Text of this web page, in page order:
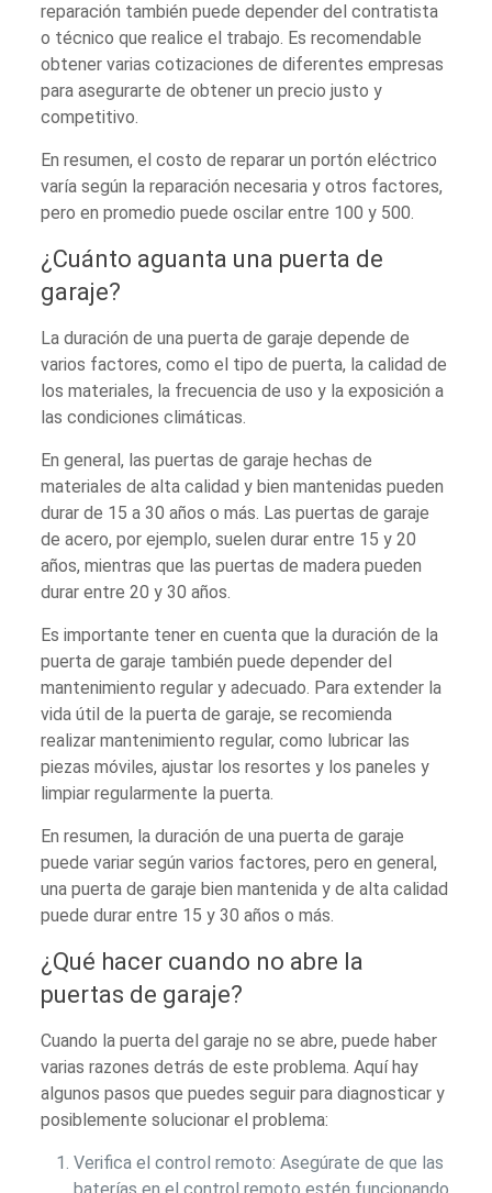
reparación también puede depender del contratista
o técnico que realice el trabajo. Es recomendable
obtener varias cotizaciones de diferentes empresas
para asegurarte de obtener un precio justo y
competitivo.
En resumen, el costo de reparar un portón eléctrico
varía según la reparación necesaria y otros factores,
pero en promedio puede oscilar entre 100 y 500.
¿Cuánto aguanta una puerta de
garaje?
La duración de una puerta de garaje depende de
varios factores, como el tipo de puerta, la calidad de
los materiales, la frecuencia de uso y la exposición a
las condiciones climáticas.
En general, las puertas de garaje hechas de
materiales de alta calidad y bien mantenidas pueden
durar de 15 a 30 años o más. Las puertas de garaje
de acero, por ejemplo, suelen durar entre 15 y 20
años, mientras que las puertas de madera pueden
durar entre 20 y 30 años.
Es importante tener en cuenta que la duración de la
puerta de garaje también puede depender del
mantenimiento regular y adecuado. Para extender la
vida útil de la puerta de garaje, se recomienda
realizar mantenimiento regular, como lubricar las
piezas móviles, ajustar los resortes y los paneles y
limpiar regularmente la puerta.
En resumen, la duración de una puerta de garaje
puede variar según varios factores, pero en general,
una puerta de garaje bien mantenida y de alta calidad
puede durar entre 15 y 30 años o más.
¿Qué hacer cuando no abre la
puertas de garaje?
Cuando la puerta del garaje no se abre, puede haber
varias razones detrás de este problema. Aquí hay
algunos pasos que puedes seguir para diagnosticar y
posiblemente solucionar el problema:
Verifica el control remoto: Asegúrate de que las